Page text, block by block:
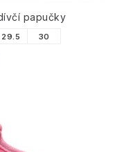
papučky
29.5 30